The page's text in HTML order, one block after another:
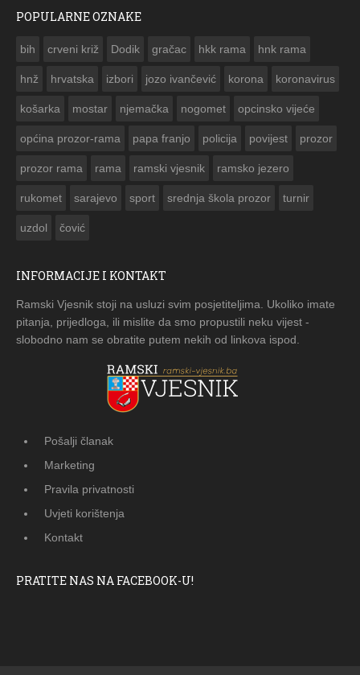
POPULARNE OZNAKE
bih crveni križ Dodik gračac hkk rama hnk rama
hnž hrvatska izbori jozo ivančević korona koronavirus
košarka mostar njemačka nogomet opcinsko vijeće
općina prozor-rama papa franjo policija povijest prozor
prozor rama rama ramski vjesnik ramsko jezero
rukomet sarajevo sport srednja škola prozor turnir
uzdol čović
INFORMACIJE I KONTAKT
Ramski Vjesnik stoji na usluzi svim posjetiteljima. Ukoliko imate
pitanja, prijedloga, ili mislite da smo propustili neku vijest -
slobodno nam se obratite putem nekih od linkova ispod.
Pošalji članak
Marketing
Pravila privatnosti
Uvjeti korištenja
Kontakt
PRATITE NAS NA FACEBOOK-U!